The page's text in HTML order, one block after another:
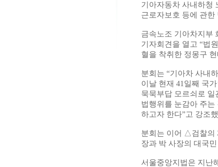
기아자동차 사내하청
근로자보호 등에 관
금속노조 기아차지부
기자회견을 열고 “법
혈을 착취한 정몽구
분회는 “기아차 사내
이날 현재 41일째 국
묵묵부답 모르쇠로 일
법행위를 눈감아 주
하고자 한다”고 강조
분회는 이어 △검찰의
장과 박 사장의 대국
서울중앙지법은 지난